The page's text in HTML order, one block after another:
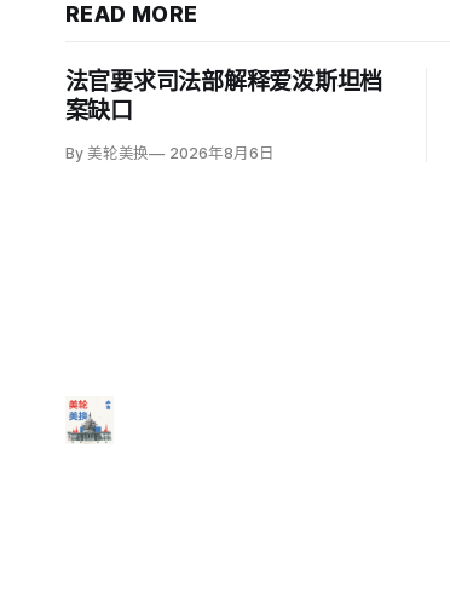
READ MORE
法官要求司法部解释爱泼斯坦档
案缺口
By 美轮美换 2026年8月6日